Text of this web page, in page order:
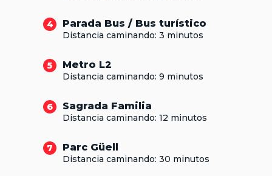
4 Parada Bus / Bus turístico
Distancia caminando: 3 minutos
5 Metro L2
Distancia caminando: 9 minutos
6 Sagrada Familia
Distancia caminando: 12 minutos
7 Parc Güell
Distancia caminando: 30 minutos